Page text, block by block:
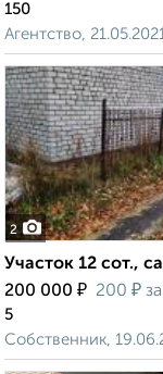
150
Агентство,
2
Участок 12 сот.,
200 000 ₽ 200 ₽
5
Собственник,